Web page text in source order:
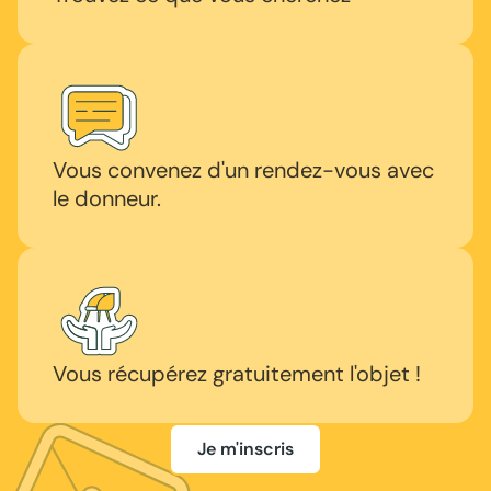
Vous convenez d'un rendez-vous avec
le donneur.
Vous récupérez gratuitement l'objet !
Je m'inscris